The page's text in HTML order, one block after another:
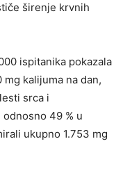
širenje krvnih
ispitanika pokazala
kalijuma na dan,
srca i
49 % u
ukupno 1.753 mg